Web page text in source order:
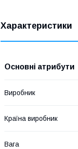
Характеристики
Основні атрибути
Виробник
Країна виробник
Вага